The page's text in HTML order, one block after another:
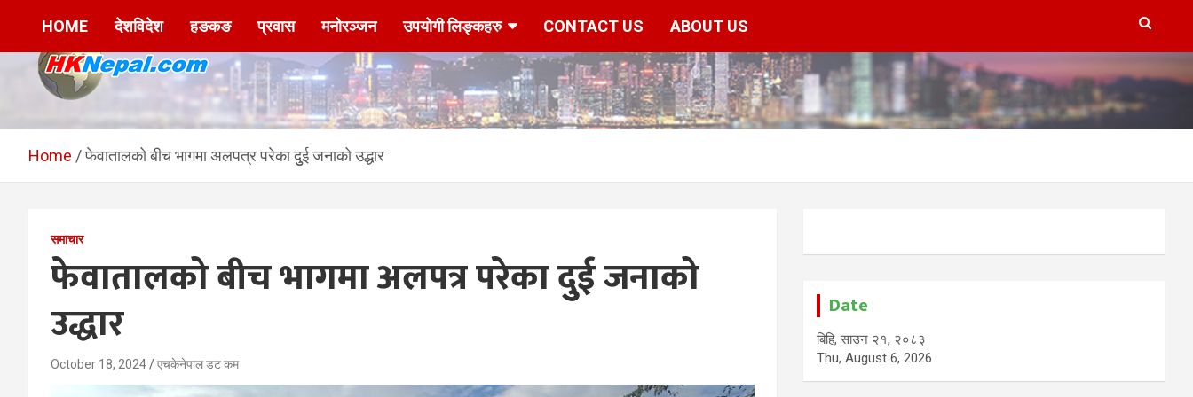
HKNepal.com –
हङकङबाट सञ्चालित पहिलो
hknepal, hknepal.com, hk nepal, hk nepal com
HOME देशविदेश हङकङ प्रवास मनोरञ्जन उपयोगी लिङ्कहरु CONTACT US ABOUT US
Home फेवातालको बीच भागमा अलपत्र परेका दुुई जनाको उद्धार
समाचार
फेवातालको बीच भागमा अलपत्र परेका दुुई जनाको
उद्धार
October 18, 2024 एचकेनेपाल डट कम
Date
बिहि, साउन २१, २०८३
Thu, August 6, 2026